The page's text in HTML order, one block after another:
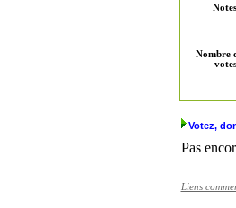
Nombre
Votez,
Pas
Liens